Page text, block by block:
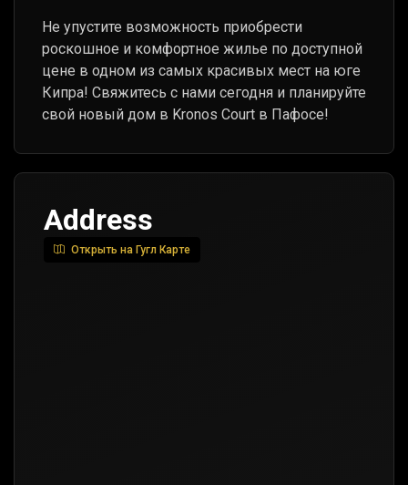
Не упустите возможность приобрести
роскошное и комфортное жилье по доступной
цене в одном из самых красивых мест на юге
Кипра! Свяжитесь с нами сегодня и планируйте
свой новый дом в Kronos Court в Пафосе!
Address
Открыть на Гугл Карте